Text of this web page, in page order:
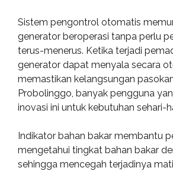
Sistem pengontrol otomatis
generator beroperasi tanpa perlu
terus-menerus. Ketika terjadi
generator dapat menyala secara
memastikan kelangsungan
Probolinggo, banyak pengguna
inovasi ini untuk kebutuhan sehari-
Indikator bahan bakar membantu
mengetahui tingkat bahan bakar
sehingga mencegah terjadinya